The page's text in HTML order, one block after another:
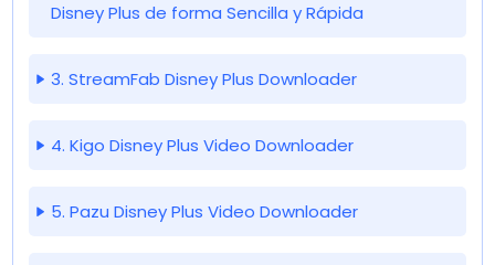
Disney Plus de forma Sencilla y Rápida
3. StreamFab Disney Plus Downloader
4. Kigo Disney Plus Video Downloader
5. Pazu Disney Plus Video Downloader